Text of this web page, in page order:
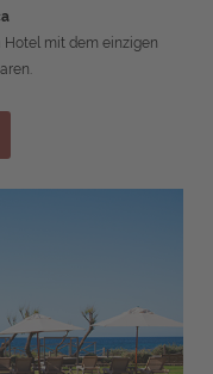
Hotel mit dem einzigen